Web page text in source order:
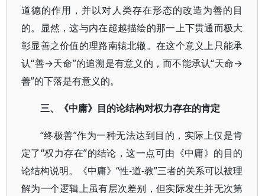
道德的作用，并以对人类存在形态的改造为善的目
的。显然，这与内在超越描绘的那一上下贯通而极大
彰显善之价值的理路南辕北辙。在这个意义上只能承
认“善→天命”的追溯是有意义的，而不能承认“天命→
善”的下落是有意义的。
三、《中庸》目的论结构对权力存在的肯定
“终极善”作为一种无法达到目的，实际上仅是肯
定了“权力存在”的结论，这一点可由《中庸》的目的
论结构说明。《中庸》“性-道-教”三者的关系可以被理
解为一个逻辑上虽有层次差别，但实际发生并无次第